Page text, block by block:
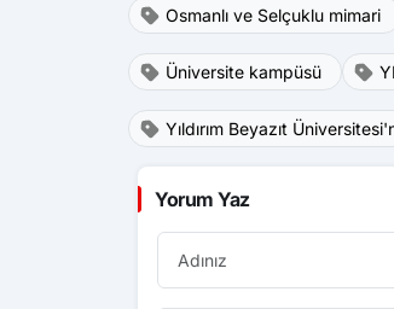
Osmanlı ve Selçuklu mimari
Üniversite kampüsü
Yıldırım Beyazıt
Yorum Yaz